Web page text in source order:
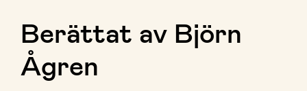
Berättat av Björn
Ågren